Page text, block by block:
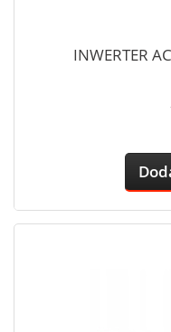
INWERTER